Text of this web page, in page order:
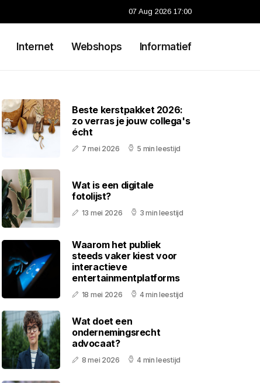
07 Aug 2026 17:00
Internet Webshops Informatief
Beste kerstpakket 2026:
zo verras je jouw collega's
écht
7 mei 2026 5 min leestijd
Wat is een digitale
fotolijst?
13 mei 2026 3 min leestijd
Waarom het publiek
steeds vaker kiest voor
interactieve
entertainmentplatforms
18 mei 2026 4 min leestijd
Wat doet een
ondernemingsrecht
advocaat?
8 mei 2026 4 min leestijd